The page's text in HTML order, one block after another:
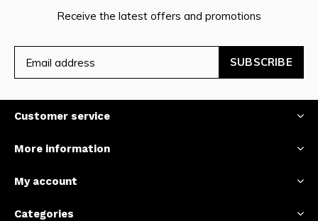
Receive the latest offers and promotions
SUBSCRIBE
Customer service
More information
My account
Categories